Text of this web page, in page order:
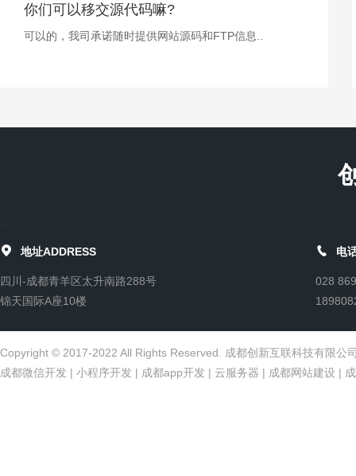
你们可以移交源代码嘛?
可以的，我司承诺随时提供网站源码和FTP信息..
 地址ADDRESS
四川-成都青羊区太升南路288号
锦天国际A座10楼
 电
028
Copyright © 2017-2022 All Rights Reserved. 成都创新互联科技有限公
成都微信开发 | 小程序开发 | 成都app开发 | 云服务器 | 成都网站建设 |